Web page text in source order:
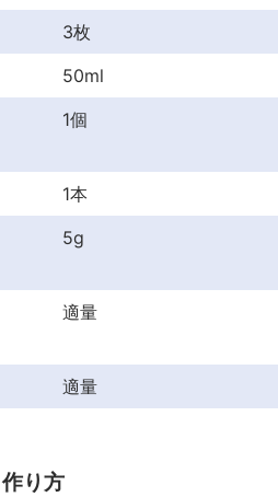
3枚
50ml
1個
1本
5g
適量
適量
作り方